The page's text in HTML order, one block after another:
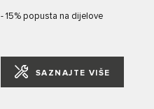
- 15% popusta na dijelove
SAZNAJTE VIŠE